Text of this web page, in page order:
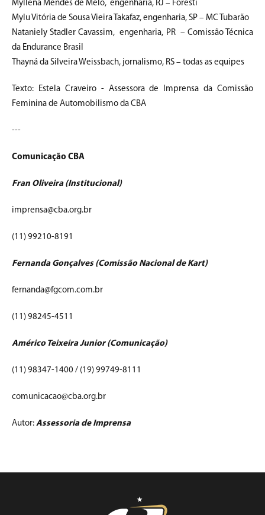
Myllena Mendes de Melo, engenharia, RJ – Foresti
Mylu Vitória de Sousa Vieira Takafaz, engenharia, SP – MC Tubarão
Nataniely Stadler Cavassim, engenharia, PR – Comissão Técnica
da Endurance Brasil
Thayná da Silveira Weissbach, jornalismo, RS – todas as equipes
Texto: Estela Craveiro - Assessora de Imprensa da Comissão
Feminina de Automobilismo da CBA
---
Comunicação CBA
Fran Oliveira (Institucional)
imprensa@cba.org.br
(11) 99210-8191
Fernanda Gonçalves (Comissão Nacional de Kart)
fernanda@fgcom.com.br
(11) 98245-4511
Américo Teixeira Junior (Comunicação)
(11) 98347-1400 / (19) 99749-8111
comunicacao@cba.org.br
Autor: Assessoria de Imprensa